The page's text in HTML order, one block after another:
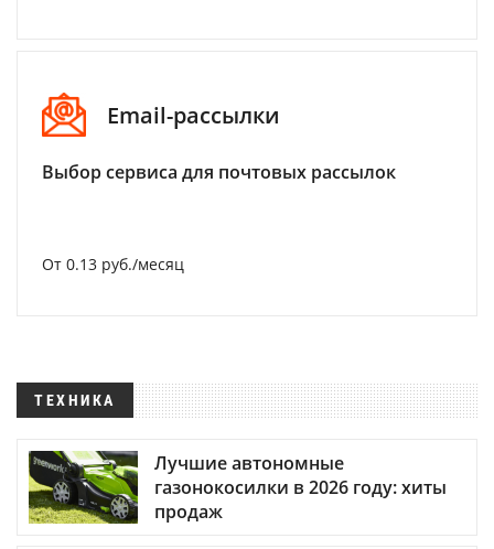
Email-рассылки
Выбор сервиса для почтовых рассылок
От 0.13 руб./месяц
ТЕХНИКА
Лучшие автономные
газонокосилки в 2026 году: хиты
продаж